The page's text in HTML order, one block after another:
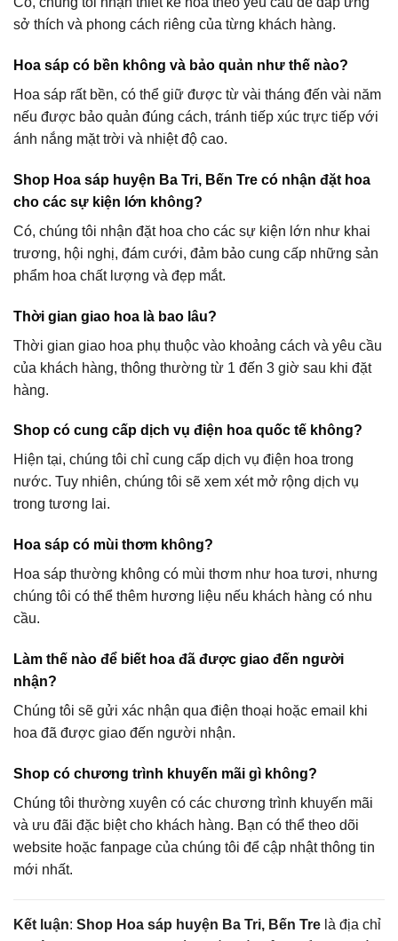
sở thích và phong cách riêng của từng khách hàng.
Hoa sáp có bền không và bảo quản như thế nào?
Hoa sáp rất bền, có thể giữ được từ vài tháng đến vài năm
nếu được bảo quản đúng cách, tránh tiếp xúc trực tiếp với
ánh nắng mặt trời và nhiệt độ cao.
Shop Hoa sáp huyện Ba Tri, Bến Tre có nhận đặt hoa
cho các sự kiện lớn không?
Có, chúng tôi nhận đặt hoa cho các sự kiện lớn như khai
trương, hội nghị, đám cưới, đảm bảo cung cấp những sản
phẩm hoa chất lượng và đẹp mắt.
Thời gian giao hoa là bao lâu?
Thời gian giao hoa phụ thuộc vào khoảng cách và yêu cầu
của khách hàng, thông thường từ 1 đến 3 giờ sau khi đặt
hàng.
Shop có cung cấp dịch vụ điện hoa quốc tế không?
Hiện tại, chúng tôi chỉ cung cấp dịch vụ điện hoa trong
nước. Tuy nhiên, chúng tôi sẽ xem xét mở rộng dịch vụ
trong tương lai.
Hoa sáp có mùi thơm không?
Hoa sáp thường không có mùi thơm như hoa tươi, nhưng
chúng tôi có thể thêm hương liệu nếu khách hàng có nhu
cầu.
Làm thế nào để biết hoa đã được giao đến người
nhận?
Chúng tôi sẽ gửi xác nhận qua điện thoại hoặc email khi
hoa đã được giao đến người nhận.
Shop có chương trình khuyến mãi gì không?
Chúng tôi thường xuyên có các chương trình khuyến mãi
và ưu đãi đặc biệt cho khách hàng. Bạn có thể theo dõi
website hoặc fanpage của chúng tôi để cập nhật thông tin
mới nhất.
Kết luận: Shop Hoa sáp huyện Ba Tri, Bến Tre là địa chỉ